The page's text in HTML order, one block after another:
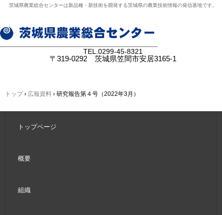
茨城県農業総合センターは新品種・新技術を開発する茨城県の農業技術情報の発信基地です。
TEL. 0299-45-8321
〒319-0292 茨城県笠間市安居3165-1
トップ › 広報資料 › 研究報告第４号（2022年3月）
トップページ
概要
組織